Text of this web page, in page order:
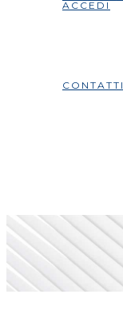
ACCEDI
CONTATTI